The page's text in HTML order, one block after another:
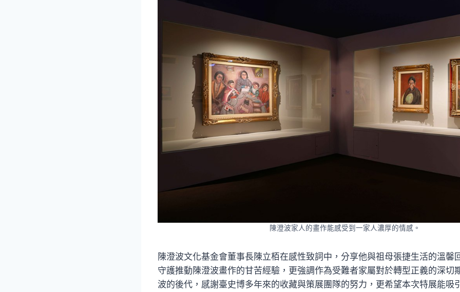
陳澄波家人的畫作能感受到一家人濃厚的情感。
陳澄波文化基金會董事長陳立栢在感性致詞中，分享他與祖母張捷生活的溫馨
守護推動陳澄波畫作的甘苦經驗，更強調作為受難者家屬對於轉型正義的深切
波的後代，感謝臺史博多年來的收藏與策展團隊的努力，更希望本次特展能吸